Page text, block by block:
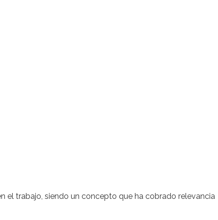
el trabajo, siendo un concepto que ha cobrado relevancia